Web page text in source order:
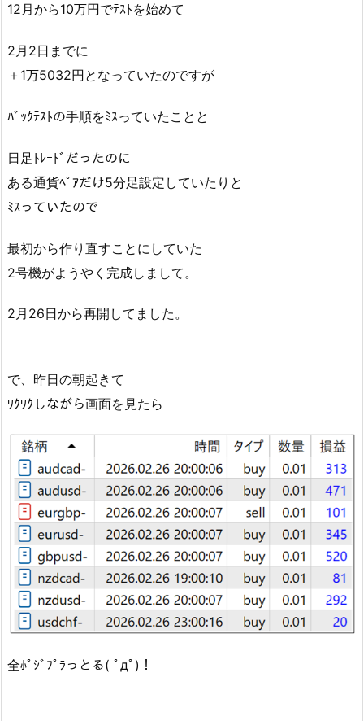
12月から10万円でﾃｽﾄを始めて
2月2日までに
＋1万5032円となっていたのですが
ﾊﾞｯｸﾃｽﾄの手順をﾐｽっていたことと
日足ﾄﾚｰﾄﾞだったのに
ある通貨ﾍﾟｱだけ5分足設定していたりと
ﾐｽっていたので
最初から作り直すことにしていた
2号機がようやく完成しまして。
2月26日から再開してました。
で、昨日の朝起きて
ﾜｸﾜｸしながら画面を見たら
全ﾎﾟｼﾞﾌﾟﾗっとる( ﾟдﾟ)！